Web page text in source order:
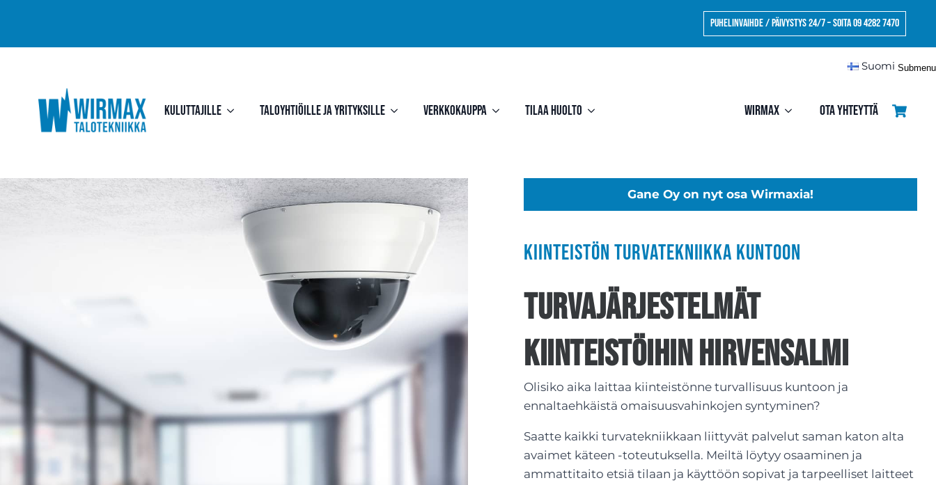
Puhelinvaihde / Päivystys 24/7 – Soita 09 4282 7470
Suomi
Kuluttajille Taloyhtiöille ja yrityksille Verkkokauppa Tilaa huolto Wirmax Ota yhteyttä
Gane Oy on nyt osa Wirmaxia!
Kiinteistön turvatekniikka kuntoon
Turvajärjestelmät
kiinteistöihin Hirvensalmi
Olisiko aika laittaa kiinteistönne turvallisuus kuntoon ja
ennaltaehkäistä omaisuusvahinkojen syntyminen?
Saatte kaikki turvatekniikkaan liittyvät palvelut saman katon alta
avaimet käteen -toteutuksella. Meiltä löytyy osaaminen ja
ammattitaito etsiä tilaan ja käyttöön sopivat ja tarpeelliset laitteet